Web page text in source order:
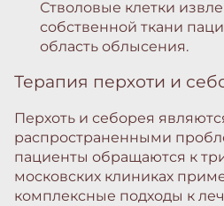
Стволовые клетки
собственной ткани
область облысения.
Терапия перхоти и
Перхоть и себорея
распространенными
пациенты обращаются к
московских клиниках
комплексные подходы к